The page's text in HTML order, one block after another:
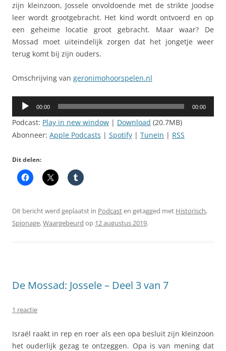
zijn kleinzoon, Jossele onvoldoende met de strikte Joodse
leer wordt grootgebracht. Het kind wordt ontvoerd en op
een geheime locatie groot gebracht. Maar waar? De
Mossad moet uiteindelijk zorgen dat het jongetje weer
terug komt bij zijn ouders.
Omschrijving van geronimohoorspelen.nl
Audiospeler
00:00 00:00
Podcast: Play in new window | Download (20.7MB)
Abonneer: Apple Podcasts | Spotify | TuneIn | RSS
Dit delen:
Dit bericht werd geplaatst in Podcasten getagged met Historisch,
Spionage,Waargebeurd op 12 augustus 2019.
De Mossad: Jossele – Deel 3 van 7
1 reactie
Israël raakt in rep en roer als een opa besluit zijn kleinzoon
het ouderlijk gezag te ontzeggen. Opa is van mening dat